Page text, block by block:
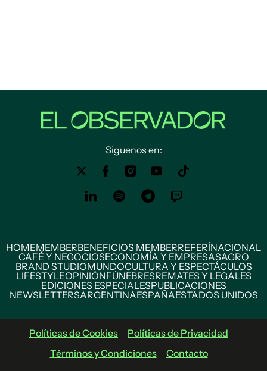
Siguenos en:
HOMEMEMBERBENEFICIOS MEMBERREFERÍNACIONAL
CAFÉ Y NEGOCIOSECONOMÍA Y EMPRESASAGRO
BRAND STUDIOMUNDOCULTURA Y ESPECTÁCULOS
LIFESTYLEOPINIÓNFÚNEBRESREMATES Y LEGALES
EDICIONES ESPECIALESPUBLICACIONES
NEWSLETTERSARGENTINAESPAÑAESTADOS UNIDOS
Políticas de Cookies
Políticas de Privacidad
Términos y Condiciones
Contacto